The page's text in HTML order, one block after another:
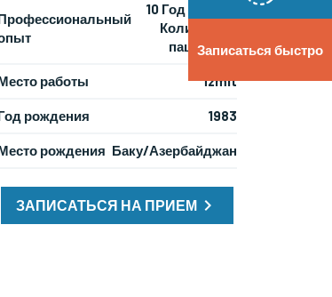
10 Год / 20000
Количество
пациентов
работы İzmit
рождения 1983
рождения Баку/Азербайджан
ЗАПИСАТЬСЯ НА ПРИЕМ
Записаться быстро